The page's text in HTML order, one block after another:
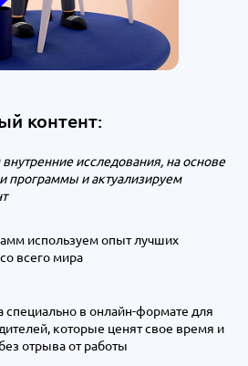
контент:
исследования, на основе
программы и актуализируем
используем опыт лучших
всего мира
специально в онлайн-формате для
которые ценят свое время и
отрыва от работы